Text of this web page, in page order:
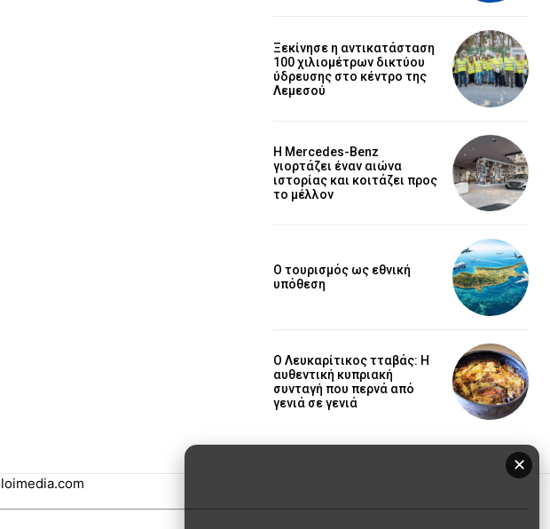
Ξεκίνησε η αντικατάσταση
100 χιλιομέτρων δικτύου
ύδρευσης στο κέντρο της
Λεμεσού
Η Mercedes-Benz
γιορτάζει έναν αιώνα
ιστορίας και κοιτάζει προς
το μέλλον
Ο τουρισμός ως εθνική
υπόθεση
Ο Λευκαρίτικος τταβάς: Η
αυθεντική κυπριακή
συνταγή που περνά από
γενιά σε γενιά
✕